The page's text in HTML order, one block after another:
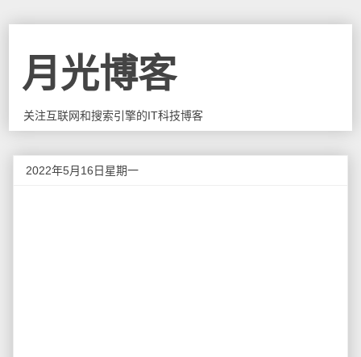
月光博客
关注互联网和搜索引擎的IT科技博客
2022年5月16日星期一